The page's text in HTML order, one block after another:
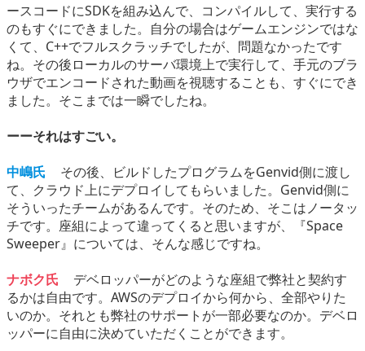
ースコードにSDKを組み込んで、コンパイルして、実行する
のもすぐにできました。自分の場合はゲームエンジンではな
くて、C++でフルスクラッチでしたが、問題なかったです
ね。その後ローカルのサーバ環境上で実行して、手元のブラ
ウザでエンコードされた動画を視聴することも、すぐにでき
ました。そこまでは一瞬でしたね。
ーーそれはすごい。
中嶋氏
その後、ビルドしたプログラムをGenvid側に渡し
て、クラウド上にデプロイしてもらいました。Genvid側に
そういったチームがあるんです。そのため、そこはノータッ
チです。座組によって違ってくると思いますが、『Space
Sweeper』については、そんな感じですね。
ナボク氏
デベロッパーがどのような座組で弊社と契約す
るかは自由です。AWSのデプロイから何から、全部やりた
いのか。それとも弊社のサポートが一部必要なのか。デベロ
ッパーに自由に決めていただくことができます。